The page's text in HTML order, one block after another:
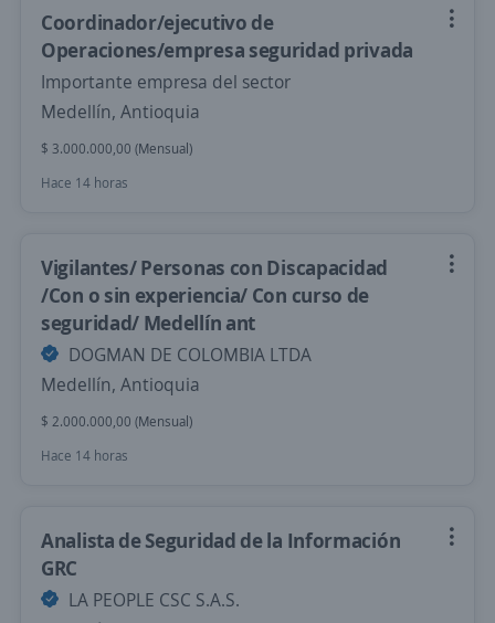
Coordinador/ejecutivo de
Operaciones/empresa seguridad privada
Importante empresa del sector
Medellín, Antioquia
$ 3.000.000,00 (Mensual)
Hace 14 horas
Vigilantes/ Personas con Discapacidad
/Con o sin experiencia/ Con curso de
seguridad/ Medellín ant
DOGMAN DE COLOMBIA LTDA
Medellín, Antioquia
$ 2.000.000,00 (Mensual)
Hace 14 horas
Analista de Seguridad de la Información
GRC
LA PEOPLE CSC S.A.S.